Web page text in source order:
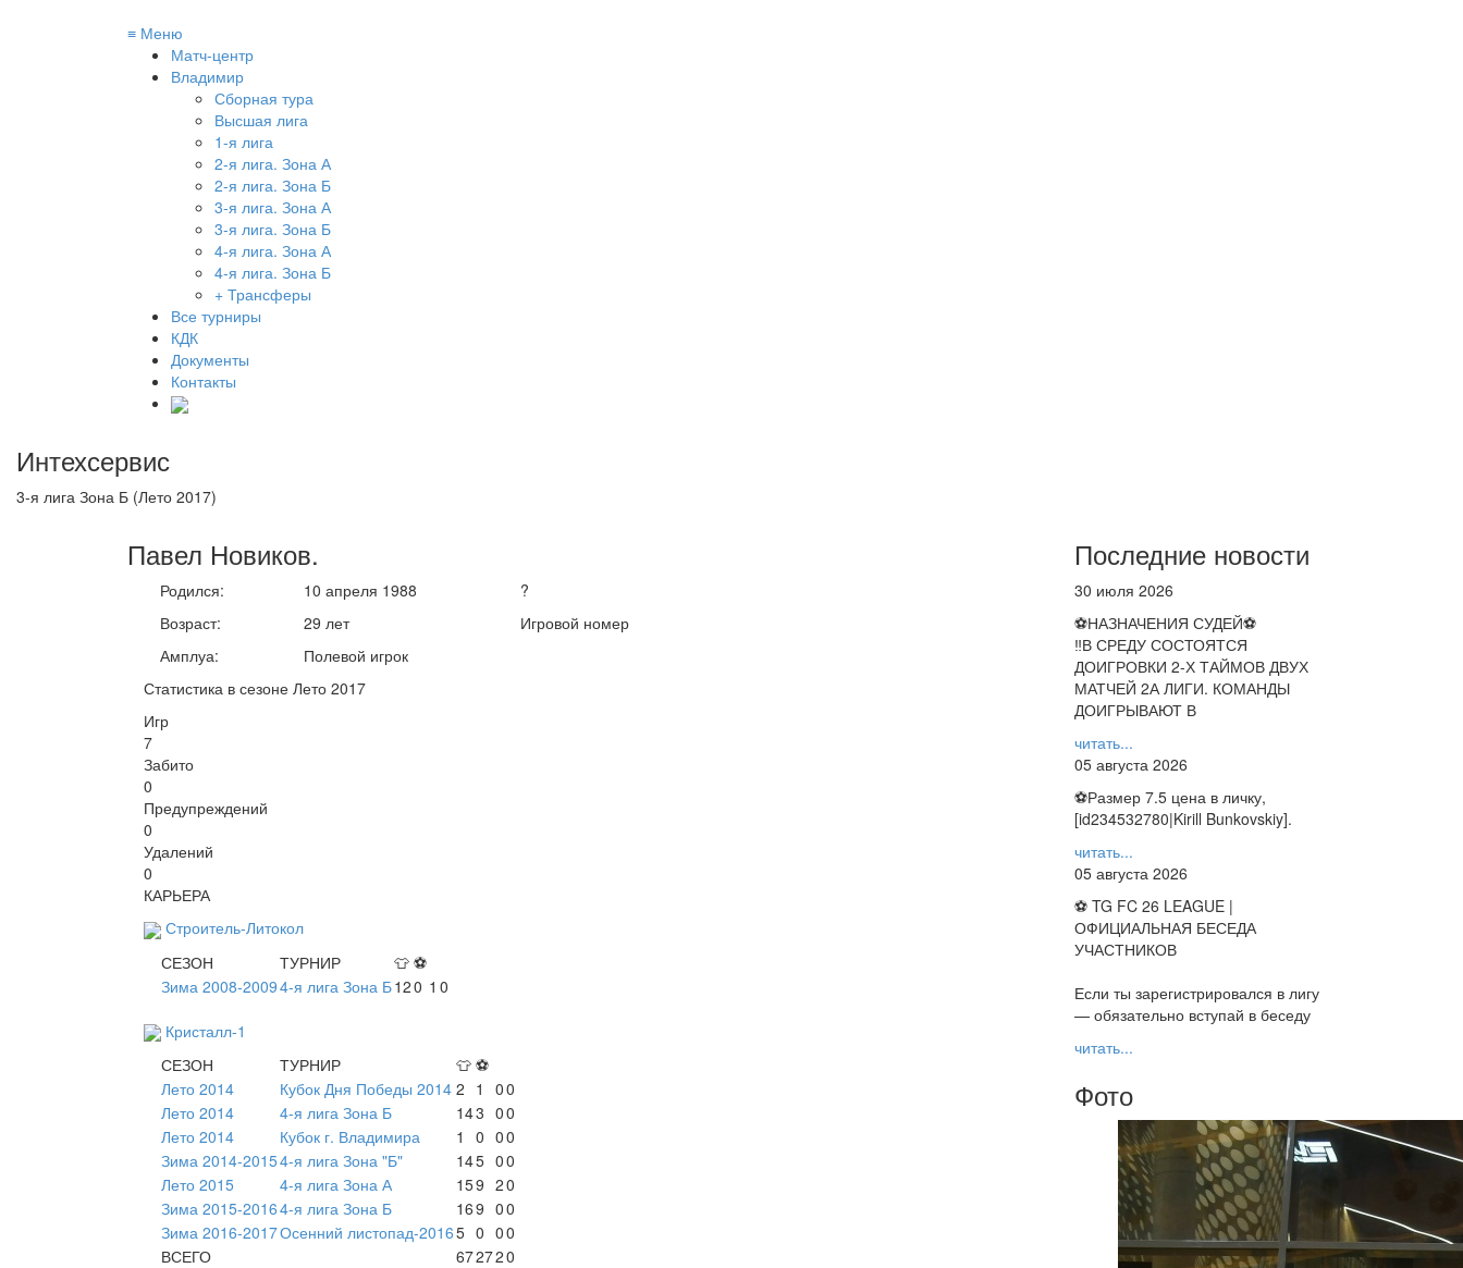
≡ Меню
Матч-центр
Владимир
Сборная тура
Высшая лига
1-я лига
2-я лига. Зона А
2-я лига. Зона Б
3-я лига. Зона А
3-я лига. Зона Б
4-я лига. Зона А
4-я лига. Зона Б
+ Трансферы
Все турниры
КДК
Документы
Контакты
Интехсервис
3-я лига Зона Б (Лето 2017)
Павел Новиков.
Родился:
Возраст:
Амплуа:
10 апреля 1988
29 лет
Полевой игрок
?
Игровой номер
Статистика в сезоне Лето 2017
Игр
7
Забито
0
Предупреждений
0
Удалений
0
КАРЬЕРА
Строитель-Литокол
СЕЗОН
ТУРНИР 👕 ⚽
Зима 2008-20094-я лига Зона Б120 1 0
Кристалл-1
СЕЗОН
ТУРНИР 👕 ⚽
Лето 2014
Кубок Дня Победы 2014 2 1 00
Лето 2014
4-я лига Зона Б 143 00
Лето 2014
Кубок г. Владимира 1 0 00
Зима 2014-20154-я лига Зона "Б" 145 00
Лето 2015
4-я лига Зона А 159 20
Зима 2015-20164-я лига Зона Б 169 00
Зима 2016-2017Осенний листопад-20165 0 00
ВСЕГО
672720
Последние новости
30 июля 2026
⚽НАЗНАЧЕНИЯ СУДЕЙ⚽
‼В СРЕДУ СОСТОЯТСЯ
ДОИГРОВКИ 2-Х ТАЙМОВ ДВУХ
МАТЧЕЙ 2А ЛИГИ. КОМАНДЫ
ДОИГРЫВАЮТ В
читать...
05 августа 2026
⚽️Размер 7.5 цена в личку,
[id234532780|Kirill Bunkovskiy].
читать...
05 августа 2026
⚽ TG FC 26 LEAGUE |
ОФИЦИАЛЬНАЯ БЕСЕДА
УЧАСТНИКОВ
Если ты зарегистрировался в лигу
— обязательно вступай в беседу
читать...
Фото